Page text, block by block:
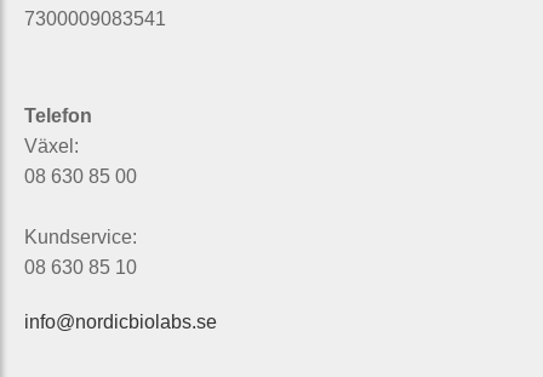
7300009083541
Telefon
Växel:
08 630 85 00
Kundservice:
08 630 85 10
info@nordicbiolabs.se